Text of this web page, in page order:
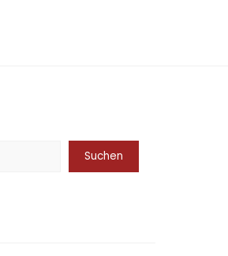
Suchen